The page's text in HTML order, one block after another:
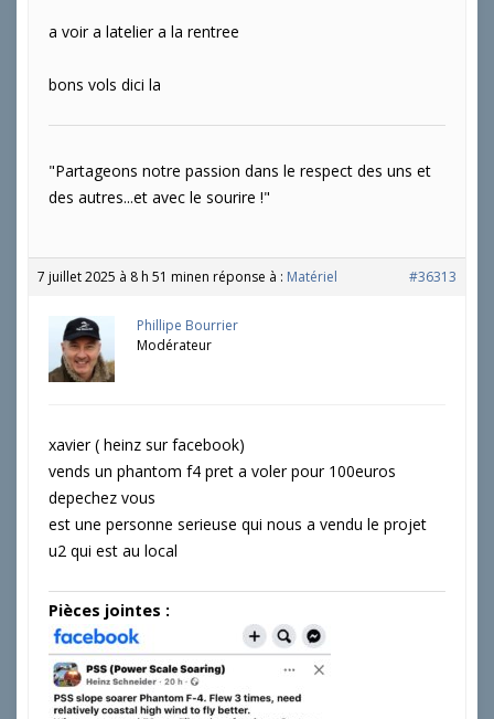
a voir a latelier a la rentree
bons vols dici la
"Partageons notre passion dans le respect des uns et
des autres...et avec le sourire !"
7 juillet 2025 à 8 h 51 minen réponse à : Matériel #36313
Phillipe Bourrier
Modérateur
xavier ( heinz sur facebook)
vends un phantom f4 pret a voler pour 100euros
depechez vous
est une personne serieuse qui nous a vendu le projet
u2 qui est au local
Pièces jointes :